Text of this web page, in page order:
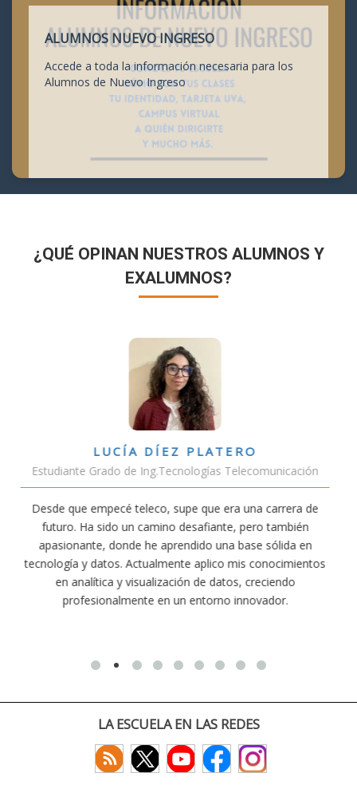
ALUMNOS NUEVO INGRESO
Accede a toda la información necesaria para los
Alumnos de Nuevo Ingreso
¿QUÉ OPINAN NUESTROS ALUMNOS Y
EXALUMNOS?
de
VÍCTOR SÁNCHEZ VALENCIA
Estudiante Doble Grado Teleco-ADE
Estudiar teleco me ha permitido comprender
conectividad afecta nuestra vida diaria. Aunque la
exige esfuerzo, he dedicado parte de mi tiempo a
actividades como el salvamento y socorrismo.
convencido de que elegir teleco ha sido una de las
decisiones que he tomado.
LA ESCUELA EN LAS REDES